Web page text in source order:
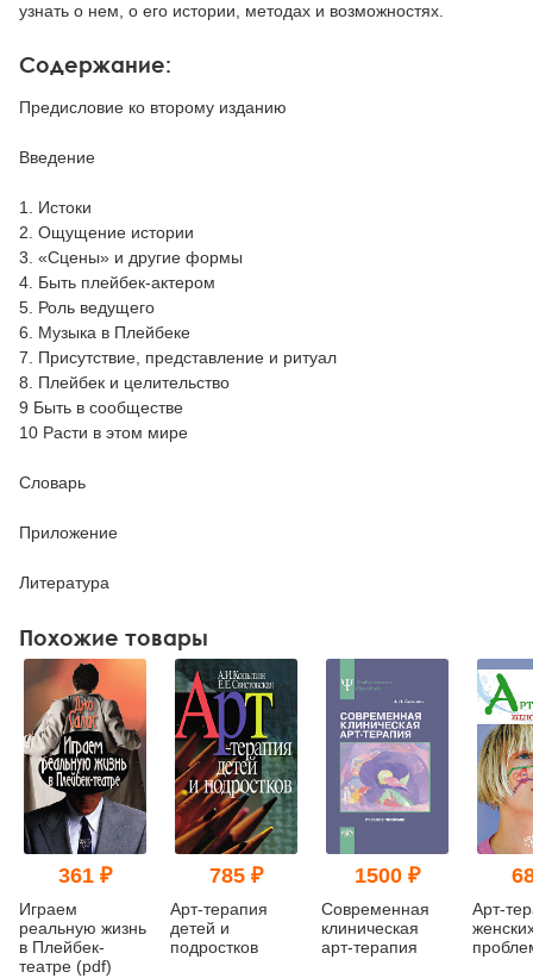
узнать о нем, о его истории, методах и возможностях.
Содержание:
Предисловие ко второму изданию
Введение
1. Истоки
2. Ощущение истории
3. «Сцены» и другие формы
4. Быть плейбек-актером
5. Роль ведущего
6. Музыка в Плейбеке
7. Присутствие, представление и ритуал
8. Плейбек и целительство
9 Быть в сообществе
10 Расти в этом мире
Словарь
Приложение
Литература
Похожие товары
361 ₽
Играем
реальную жизнь
в Плейбек-
театре (pdf)
785 ₽
Арт-терапия
детей и
подростков
1500 ₽
Современная
клиническая
арт-терапия
Арт-